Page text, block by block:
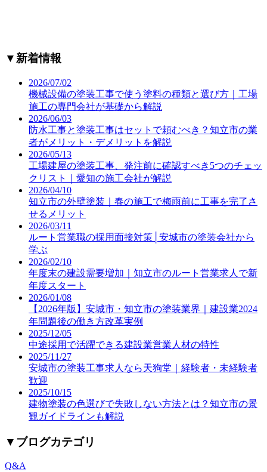
▼ 新着情報
2026/07/02
機械設備の塗装工事で使う塗料の種類と選び方｜工場
施工の専門会社が基礎から解説
2026/06/03
防水工事と塗装工事はセットで頼むべき？知立市の業
者がメリット・デメリットを解説
2026/05/13
工場建屋の塗装工事、発注前に確認すべき5つのチェッ
クリスト｜愛知の施工会社が解説
2026/04/10
知立市の外壁塗装｜春の施工で梅雨前に工事を完了さ
せるメリット
2026/03/11
ルート営業職の採用面接対策│安城市の塗装会社から
学ぶ
2026/02/10
年度末の建設需要増加｜知立市のルート営業求人で新
年度スタート
2026/01/08
【2026年版】安城市・知立市の塗装業界｜建設業2024
年問題後の働き方改革実例
2025/12/05
中途採用で活躍できる建設業営業人材の特性
2025/11/27
安城市の塗装工事求人なら天狗堂｜経験者・未経験者
歓迎
2025/10/15
建物塗装の色選びで失敗しない方法とは？知立市の景
観ガイドラインも解説
▼ ブログカテゴリ
Q&A